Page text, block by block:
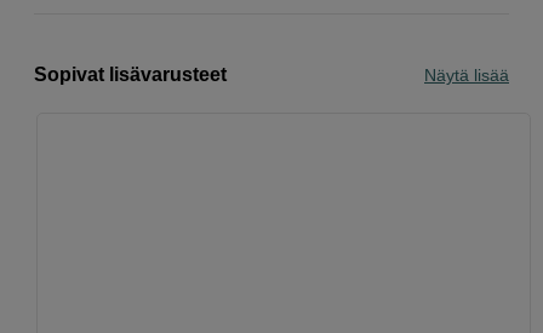
Sopivat lisävarusteet Näytä lisää